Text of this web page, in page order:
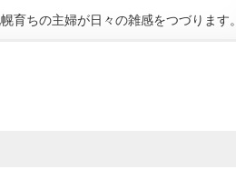
育ちの主婦が日々の雑感をつづります。